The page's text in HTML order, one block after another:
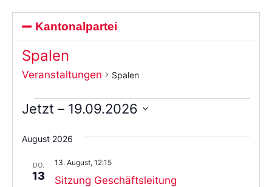
Kantonalpartei
Spalen
Veranstaltungen Spalen
Jetzt – 19.09.2026
Sie
das
aus.
August 2026
DO.
13 Sitzung Geschäftsleitung
13. August, 12:15